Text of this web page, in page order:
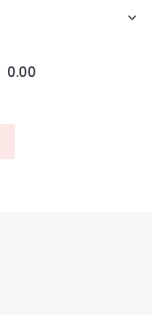
0.00